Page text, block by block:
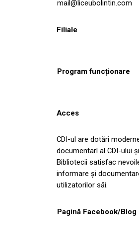
mail@liceubolintin.com
Filiale
Program funcționare
Acces
CDI-ul are dotări
documentarl al CDI-ului
Bibliotecii satisfac
informare și
utilizatorilor săi.
Pagină Facebook/Blog